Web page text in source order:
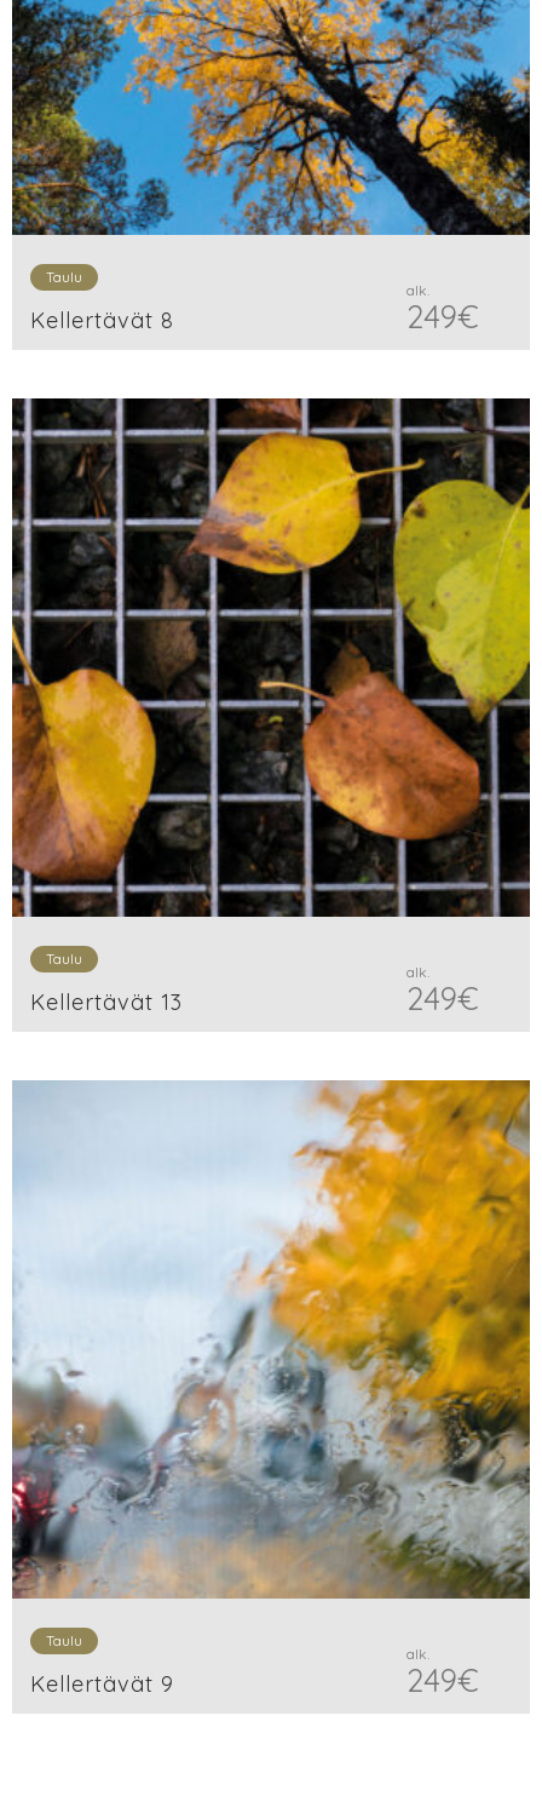
Taulu
Kellertävät 8
alk.
249€
Taulu
Kellertävät 13
alk.
249€
Taulu
Kellertävät 9
alk.
249€